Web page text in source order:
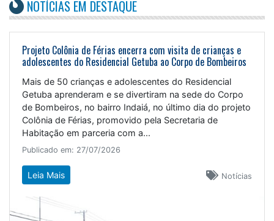
NOTÍCIAS EM DESTAQUE
Projeto Colônia de Férias encerra com visita de crianças e
adolescentes do Residencial Getuba ao Corpo de Bombeiros
Mais de 50 crianças e adolescentes do Residencial
Getuba aprenderam e se divertiram na sede do Corpo
de Bombeiros, no bairro Indaiá, no último dia do projeto
Colônia de Férias, promovido pela Secretaria de
Habitação em parceria com a...
Publicado em: 27/07/2026
Notícias
Leia Mais